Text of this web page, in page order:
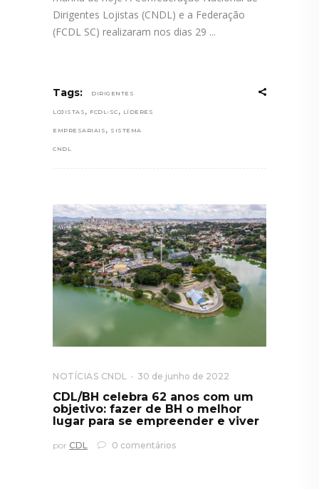
Dirigentes Lojistas (CNDL) e a Federação
(FCDL SC) realizaram nos dias 29
Tags: DIRIGENTES
LOJISTAS , FCDL-SC , LÍDERES
EMPRESARIAIS , SISTEMA
CNDL
NOTÍCIAS CNDL 30 de junho de 2022
CDL/BH celebra 62 anos com um
objetivo: fazer de BH o melhor
lugar para se empreender e viver
por CDL 0 comentários